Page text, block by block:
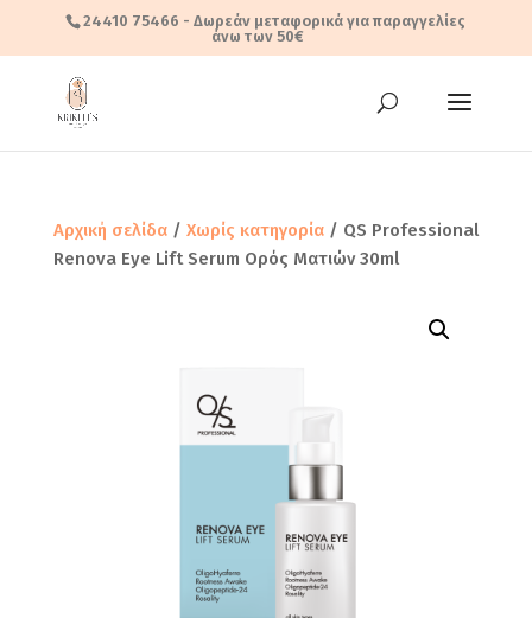
24410 75466 - Δωρεάν μεταφορικά για παραγγελίες
άνω των 50€
Αρχική σελίδα/ Χωρίς κατηγορία/ QS Professional
Renova Eye Lift Serum Ορός Ματιών 30ml